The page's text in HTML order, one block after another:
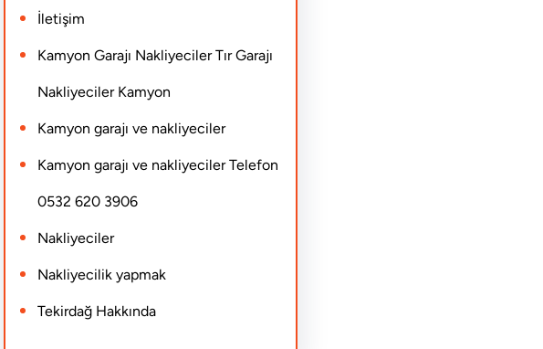
İletişim
Kamyon Garajı Nakliyeciler Tır Garajı
Nakliyeciler Kamyon
Kamyon garajı ve nakliyeciler
Kamyon garajı ve nakliyeciler Telefon
0532 620 3906
Nakliyeciler
Nakliyecilik yapmak
Tekirdağ Hakkında